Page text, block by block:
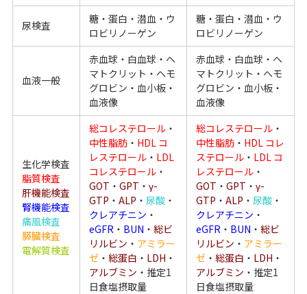
尿検査
糖・蛋白・潜血・ウ
ロビリノーゲン
糖・蛋白・潜血・ウ
ロビリノーゲン
血液一般
赤血球・白血球・ヘ
マトクリット・ヘモ
グロビン・血小板・
血液像
赤血球・白血球・ヘ
マトクリット・ヘモ
グロビン・血小板・
血液像
生化学検査
脂質検査
肝機能検査
腎機能検査
痛風検査
膵臓検査
電解質検査
総コレステロール ・
中性脂肪 ・ HDL コ
レステロール ・ LDL
コレステロール ・
GOT ・GPT ・γ-
GTP ・ALP ・ 尿酸 ・
クレアチニン ・
eGFR ・ BUN ・総ビ
リルビン ・ アミラー
ゼ ・総蛋白 ・ LDH ・
アルブミン ・推定1
日食塩摂取量
総コレステロール ・
中性脂肪 ・ HDL コレ
ステロール ・ LDL コ
レステロール ・
GOT ・GPT ・γ-
GTP ・ALP ・ 尿酸 ・
クレアチニン ・
eGFR ・ BUN ・総ビ
リルビン ・ アミラー
ゼ ・総蛋白 ・ LDH ・
アルブミン ・推定1
日食塩摂取量